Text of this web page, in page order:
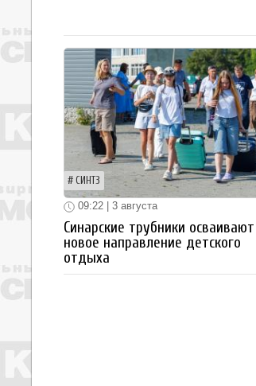
СИНТЗ
09:22 | 3 августа
Синарские трубники осваивают
новое направление детского
отдыха